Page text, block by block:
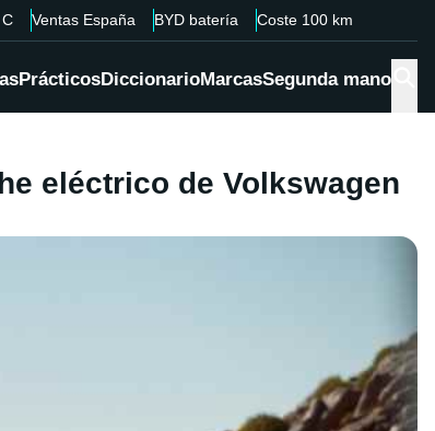
Ventas España BYD batería Coste 100 km
PrácticosDiccionarioMarcasSegunda mano
eléctrico de Volkswagen